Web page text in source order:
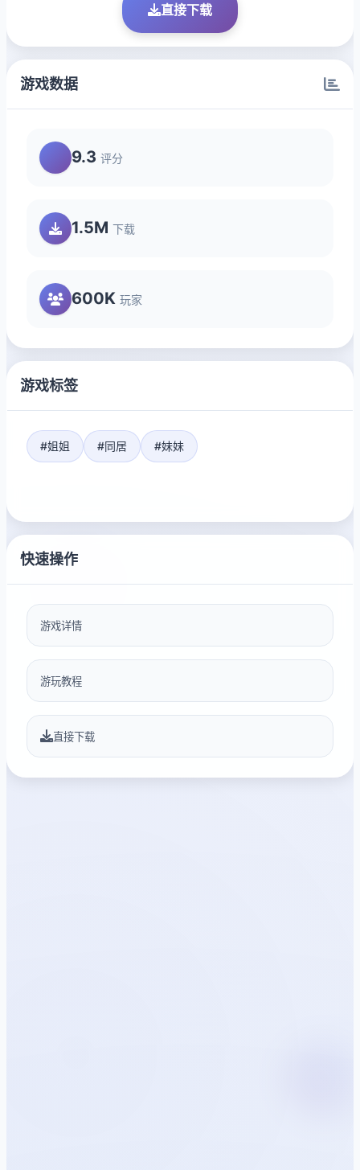
直接下载
游戏数据
9.3 评分
1.5M 下载
600K 玩家
游戏标签
#姐姐 #同居 #妹妹
快速操作
游戏详情
游玩教程
直接下载